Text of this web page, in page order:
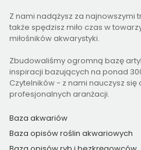
Z nami nadążysz za najnowszymi
także spędzisz miło czas w
miłośników akwarystyki.
Zbudowaliśmy ogromną bazę
inspiracji bazujących na ponad
Czytelników - z nami nauczysz
profesjonalnych aranżacji.
Baza akwariów
Baza opisów roślin akwariowych